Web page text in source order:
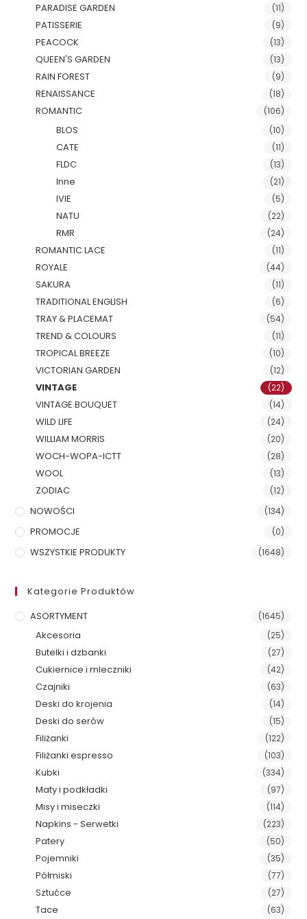
PARADISE GARDEN (11)
PATISSERIE (9)
PEACOCK (13)
QUEEN'S GARDEN (13)
RAIN FOREST (9)
RENAISSANCE (18)
ROMANTIC (106)
BLOS (10)
CATE (11)
FLDC (13)
Inne (21)
IVIE (5)
NATU (22)
RMR (24)
ROMANTIC LACE (11)
ROYALE (44)
SAKURA (11)
TRADITIONAL ENGLISH (6)
TRAY & PLACEMAT (54)
TREND & COLOURS (11)
TROPICAL BREEZE (10)
VICTORIAN GARDEN (12)
VINTAGE (22)
VINTAGE BOUQUET (14)
WILD LIFE (24)
WILLIAM MORRIS (20)
WOCH-WOPA-ICTT (28)
WOOL (13)
ZODIAC (12)
NOWOŚCI (134)
PROMOCJE (0)
WSZYSTKIE PRODUKTY (1648)
Kategorie Produktów
ASORTYMENT
(1645)
Akcesoria (25)
Butelki i dzbanki (27)
Cukiernice i mleczniki (42)
Czajniki (63)
Deski do krojenia (14)
Deski do serów (15)
Filiżanki (122)
Filiżanki espresso (103)
Kubki (334)
Maty i podkładki (97)
Misy i miseczki (114)
Napkins - Serwetki (223)
Patery (50)
Pojemniki (35)
Półmiski (77)
Sztućce (27)
Tace (63)